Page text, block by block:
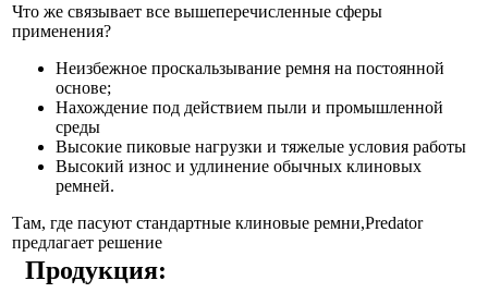
Что же связывает все вышеперечисленные сферы
применения?
Неизбежное проскальзывание ремня на постоянной
основе;
Нахождение под действием пыли и промышленной
среды
Высокие пиковые нагрузки и тяжелые условия работы
Высокий износ и удлинение обычных клиновых
ремней.
Там, где пасуют стандартные клиновые ремни,Predator
предлагает решение
Продукция: